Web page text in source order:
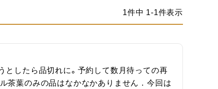
1件中 1-1件表示
としたら品切れに。予約して数月待っての再
茶葉のみの品はなかなかありません．今回は